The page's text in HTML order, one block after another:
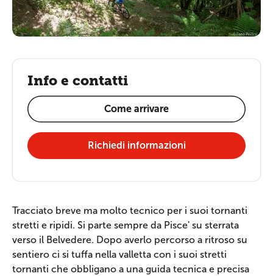
Tracciato breve ma molto tecnico per i suoi tornanti
stretti e ripidi. Si parte sempre da Pisce' su sterrata
verso il Belvedere. Dopo averlo percorso a ritroso su
sentiero ci si tuffa nella valletta con i suoi stretti
tornanti che obbligano a una guida tecnica e precisa
Info e contatti
Come arrivare
Richiedi informazioni